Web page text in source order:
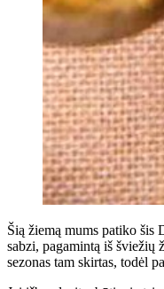
Šią žiemą mums patiko šis
sabzi, pagamintą iš
sezonas tam skirtas, todėl